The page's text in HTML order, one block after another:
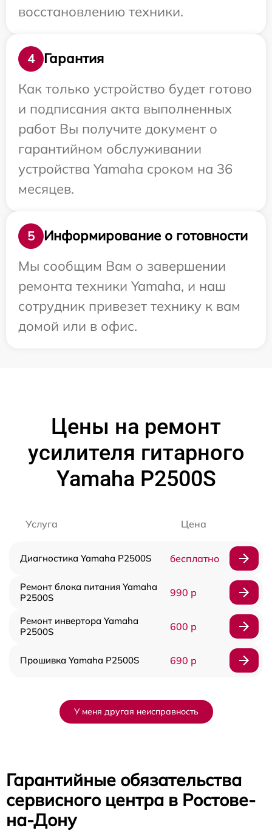
восстановлению техники.
4
Гарантия
Как только устройство будет готово
и подписания акта выполненных
работ Вы получите документ о
гарантийном обслуживании
устройства Yamaha сроком на 36
месяцев.
5
Информирование о готовности
Мы сообщим Вам о завершении
ремонта техники Yamaha, и наш
сотрудник привезет технику к вам
домой или в офис.
Цены на ремонт
усилителя гитарного
Yamaha P2500S
Услуга Цена
Диагностика Yamaha P2500S бесплатно
Ремонт блока питания Yamaha
P2500S
990 р
Ремонт инвертора Yamaha
P2500S
600 р
Прошивка Yamaha P2500S 690 р
У меня другая неисправность
Гарантийные обязательства
сервисного центра в Ростове-
на-Дону